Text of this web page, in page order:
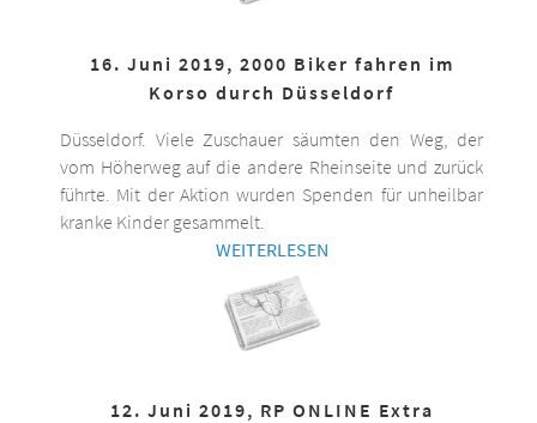
16. Juni 2019, 2000 Biker fahren im
Korso durch Düsseldorf
Düsseldorf. Viele Zuschauer säumten den Weg, der
vom Höherweg auf die andere Rheinseite und zurück
führte. Mit der Aktion wurden Spenden für unheilbar
kranke Kinder gesammelt.
WEITERLESEN
12. Juni 2019, RP ONLINE Extra